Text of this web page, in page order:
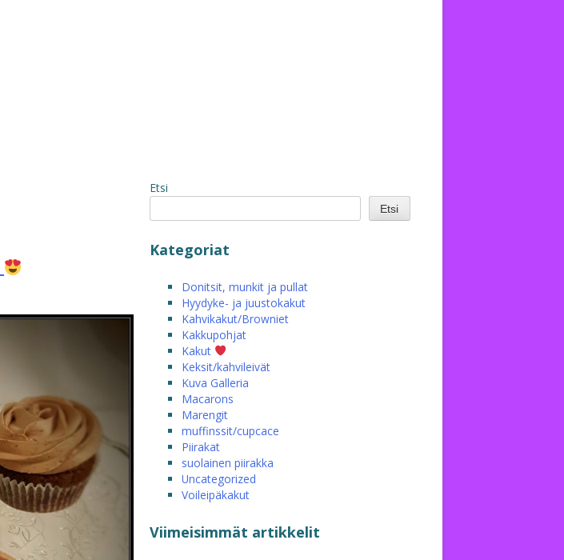
Etsi
Etsi
Kategoriat
Donitsit, munkit ja pullat
Hyydyke- ja juustokakut
Kahvikakut/Browniet
Kakkupohjat
Kakut
Keksit/kahvileivät
Kuva Galleria
Macarons
Marengit
muffinssit/cupcace
Piirakat
suolainen piirakka
Uncategorized
Voileipäkakut
Viimeisimmät artikkelit